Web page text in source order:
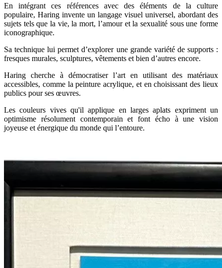
En intégrant ces références avec des éléments de la culture
populaire, Haring invente un langage visuel universel, abordant des
sujets tels que la vie, la mort, l’amour et la sexualité sous une forme
iconographique.
Sa technique lui permet d’explorer une grande variété de supports :
fresques murales, sculptures, vêtements et bien d’autres encore.
Haring cherche à démocratiser l’art en utilisant des matériaux
accessibles, comme la peinture acrylique, et en choisissant des lieux
publics pour ses œuvres.
Les couleurs vives qu'il applique en larges aplats expriment un
optimisme résolument contemporain et font écho à une vision
joyeuse et énergique du monde qui l’entoure.